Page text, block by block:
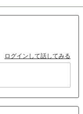
ログインして話してみる